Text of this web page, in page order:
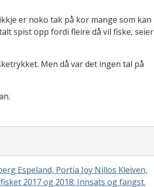
er noko tak på kor mange som kan
spist opp fordi fleire då vil fiske, seier
Men då var det ingen tal på
Espeland, Portia Joy Nillos Kleiven,
2017 og 2018: Innsats og fangst.